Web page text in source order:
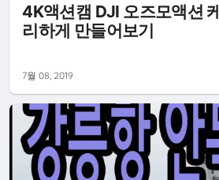
4K액션캠 DJI 오즈모액션
리하게 만들어보기
7월 08, 2019